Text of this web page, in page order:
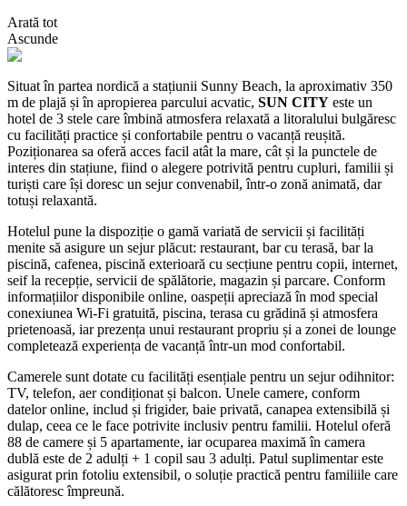
Arată tot
Ascunde
Situat în partea nordică a stațiunii Sunny Beach, la aproximativ 350
m de plajă și în apropierea parcului acvatic, SUN CITY este un
hotel de 3 stele care îmbină atmosfera relaxată a litoralului bulgăresc
cu facilități practice și confortabile pentru o vacanță reușită.
Poziționarea sa oferă acces facil atât la mare, cât și la punctele de
interes din stațiune, fiind o alegere potrivită pentru cupluri, familii și
turiști care își doresc un sejur convenabil, într-o zonă animată, dar
totuși relaxantă.
Hotelul pune la dispoziție o gamă variată de servicii și facilități
menite să asigure un sejur plăcut: restaurant, bar cu terasă, bar la
piscină, cafenea, piscină exterioară cu secțiune pentru copii, internet,
seif la recepție, servicii de spălătorie, magazin și parcare. Conform
informațiilor disponibile online, oaspeții apreciază în mod special
conexiunea Wi‑Fi gratuită, piscina, terasa cu grădină și atmosfera
prietenoasă, iar prezența unui restaurant propriu și a zonei de lounge
completează experiența de vacanță într-un mod confortabil.
Camerele sunt dotate cu facilități esențiale pentru un sejur odihnitor:
TV, telefon, aer condiționat și balcon. Unele camere, conform
datelor online, includ și frigider, baie privată, canapea extensibilă și
dulap, ceea ce le face potrivite inclusiv pentru familii. Hotelul oferă
88 de camere și 5 apartamente, iar ocuparea maximă în camera
dublă este de 2 adulți + 1 copil sau 3 adulți. Patul suplimentar este
asigurat prin fotoliu extensibil, o soluție practică pentru familiile care
călătoresc împreună.